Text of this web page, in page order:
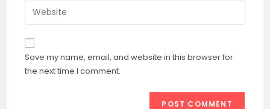
to
comment
address
comment
Enter
your
website
URL
(optional)
Save my name, email, and website in this browser for
the next time I comment.